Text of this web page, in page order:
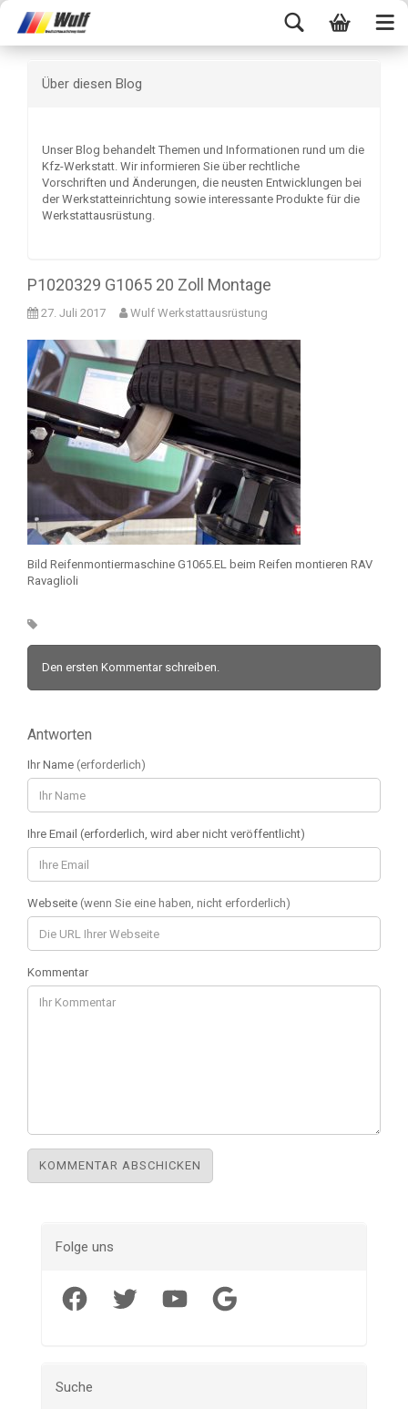
Über diesen Blog
Unser Blog behandelt Themen und Informationen rund um die
Kfz-Werkstatt. Wir informieren Sie über rechtliche
Vorschriften und Änderungen, die neusten Entwicklungen bei
der Werkstatteinrichtung sowie interessante Produkte für die
Werkstattausrüstung.
P1020329 G1065 20 Zoll Montage
27. Juli 2017 Wulf Werkstattausrüstung
Bild Reifenmontiermaschine G1065.EL beim Reifen montieren RAV
Ravaglioli
Den ersten Kommentar schreiben.
Antworten
Ihr Name (erforderlich)
Ihre Email (erforderlich, wird aber nicht veröffentlicht)
Webseite (wenn Sie eine haben, nicht erforderlich)
Kommentar
Folge uns
Facebook Twitter YouTube Google
Suche